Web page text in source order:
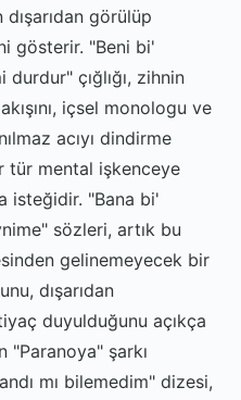
dışarıdan görülüp
gösterir. "Beni bi'
çığlığı, zihnin
içsel monologu ve
acıyı dindirme
tür mental işkenceye
isteğidir. "Bana bi'
sözleri, artık bu
gelinemeyecek bir
dışarıdan
duyulduğunu açıkça
şarkı
mı bilemedim" dizesi,